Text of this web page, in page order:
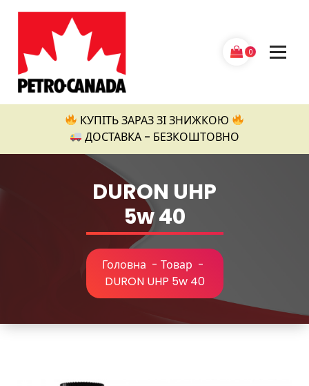
0
КУПІТЬ ЗАРАЗ ЗІ ЗНИЖКОЮ
ДОСТАВКА - БЕЗКОШТОВНО
DURON UHP
5w 40
Головна - Товар -
DURON UHP 5w 40